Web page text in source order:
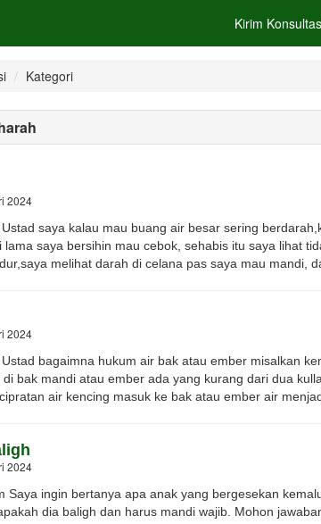
Kirim
Kategori
2024
saya kalau mau buang air besar sering
lama saya bersihin mau cebok, sehabis itu saya lihat
melihat darah di celana pas saya mau mandi,
2024
bagaimna hukum air bak atau ember misalkan
bak mandi atau ember ada yang kurang dari dua
air kencing masuk ke bak atau ember air
2024
Saya ingin bertanya apa anak yang bergesekan
dia baligh dan harus mandi wajib. Mohon